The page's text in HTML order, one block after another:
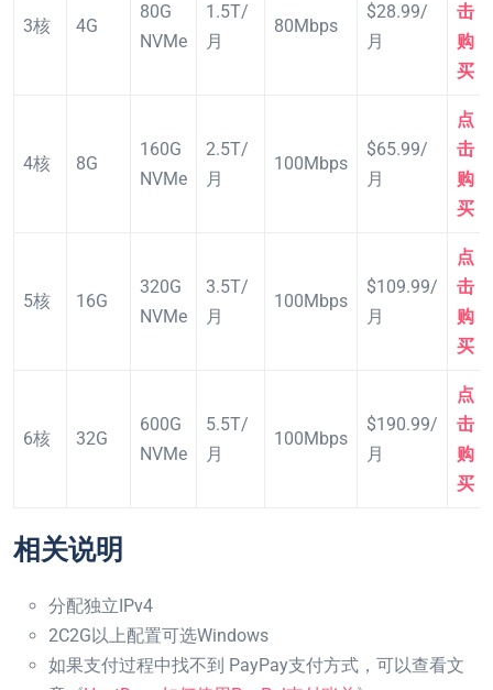
3核 4G
80G
NVMe
1.5T/
月
80Mbps
$28.99/
月
击
购
买
4核 8G
160G
NVMe
2.5T/
月
100Mbps
$65.99/
月
点
击
购
买
5核 16G
320G
NVMe
3.5T/
月
100Mbps
$109.99/
月
点
击
购
买
6核 32G
600G
NVMe
5.5T/
月
100Mbps
$190.99/
月
点
击
购
买
相关说明
分配独立IPv4
2C2G以上配置可选Windows
如果支付过程中找不到 PayPay支付方式，可以查看文